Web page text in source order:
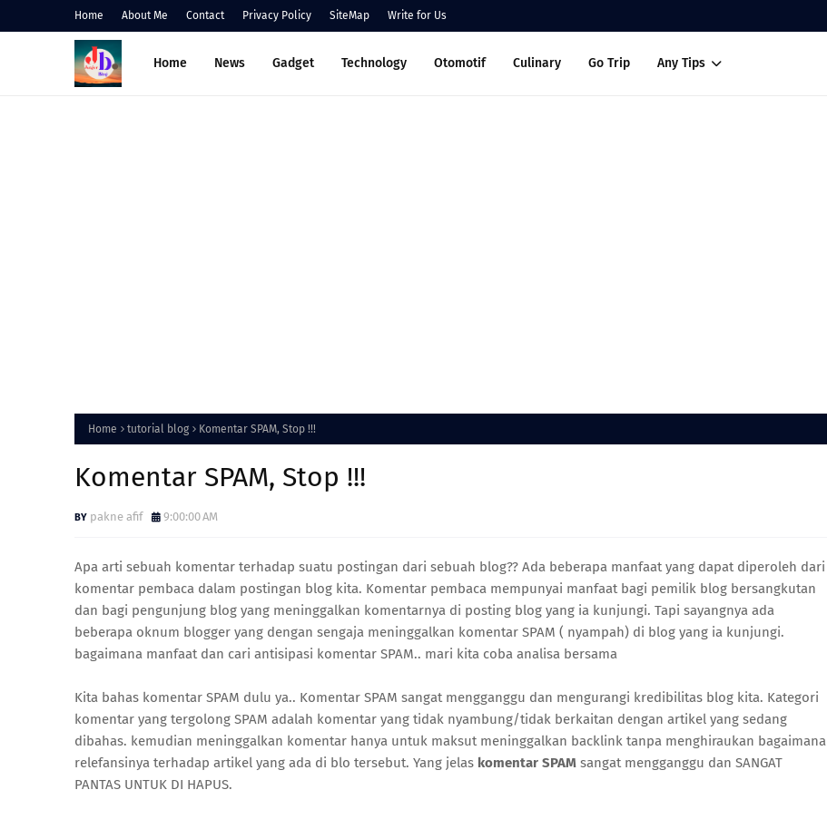
Home About Me Contact Privacy Policy SiteMap Write for Us
Home News Gadget Technology Otomotif Culinary Go Trip Any Tips
Home tutorial blog Komentar SPAM, Stop !!!
Komentar SPAM, Stop !!!
pakne afif 9:00:00 AM
Apa arti sebuah komentar terhadap suatu postingan dari sebuah blog?? Ada beberapa manfaat yang dapat diperoleh dari
komentar pembaca dalam postingan blog kita. Komentar pembaca mempunyai manfaat bagi pemilik blog bersangkutan
dan bagi pengunjung blog yang meninggalkan komentarnya di posting blog yang ia kunjungi. Tapi sayangnya ada
beberapa oknum blogger yang dengan sengaja meninggalkan komentar SPAM ( nyampah) di blog yang ia kunjungi.
bagaimana manfaat dan cari antisipasi komentar SPAM.. mari kita coba analisa bersama
Kita bahas komentar SPAM dulu ya.. Komentar SPAM sangat mengganggu dan mengurangi kredibilitas blog kita. Kategori
komentar yang tergolong SPAM adalah komentar yang tidak nyambung/tidak berkaitan dengan artikel yang sedang
dibahas. kemudian meninggalkan komentar hanya untuk maksut meninggalkan backlink tanpa menghiraukan bagaimana
relefansinya terhadap artikel yang ada di blo tersebut. Yang jelas komentar SPAM sangat mengganggu dan SANGAT
PANTAS UNTUK DI HAPUS.